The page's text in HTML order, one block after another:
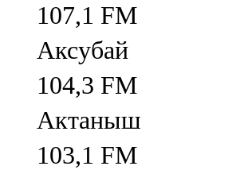
107,1 FM
Аксубай
104,3 FM
Актаныш
103,1 FM